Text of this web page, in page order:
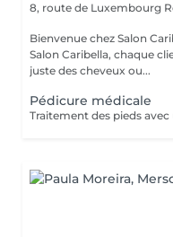
8, route de Luxembourg
Bienvenue chez Salon
Salon Caribella, chaque cliente est
juste des cheveux ou...
Pédicure médicale
Traitement des pieds